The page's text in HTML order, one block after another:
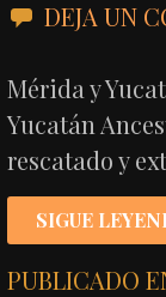
DEJA UN
Mérida y
Yucatán
rescatado y
SIGUE
PUBLICADO